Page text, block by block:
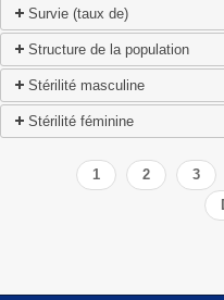
Survie (taux de)
Structure de la population
Stérilité masculine
Stérilité féminine
Pagination Page
courante
1 Page
2 Page
3